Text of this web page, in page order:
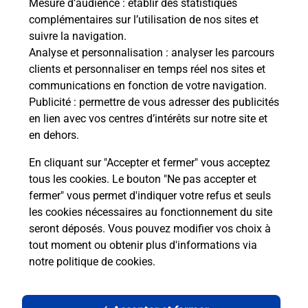
Mesure d’audience : établir des statistiques
complémentaires sur l’utilisation de nos sites et
suivre la navigation.
Analyse et personnalisation : analyser les parcours
clients et personnaliser en temps réel nos sites et
communications en fonction de votre navigation.
Publicité : permettre de vous adresser des publicités
en lien avec vos centres d’intérêts sur notre site et
en dehors.
En cliquant sur "Accepter et fermer" vous acceptez
tous les cookies. Le bouton "Ne pas accepter et
fermer" vous permet d'indiquer votre refus et seuls
les cookies nécessaires au fonctionnement du site
seront déposés. Vous pouvez modifier vos choix à
tout moment ou obtenir plus d'informations via
notre politique de cookies.
Boîte aux lettres La Poste
Prochaine collecte du courriersamedi à 08h00
11 Rue Roger Jerome
10400 Barbuise
Le lien s'ouvre dans un nouvel onglet
Localiser Liste Boîtes aux lettres Aube Barbuise